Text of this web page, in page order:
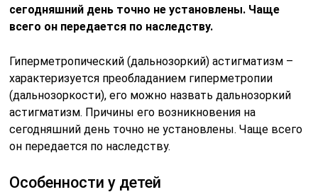
сегодняшний день точно не установлены. Чаще
всего он передается по наследству.
Гиперметропический (дальнозоркий) астигматизм –
характеризуется преобладанием гиперметропии
(дальнозоркости), его можно назвать дальнозоркий
астигматизм. Причины его возникновения на
сегодняшний день точно не установлены. Чаще всего
он передается по наследству.
Особенности у детей